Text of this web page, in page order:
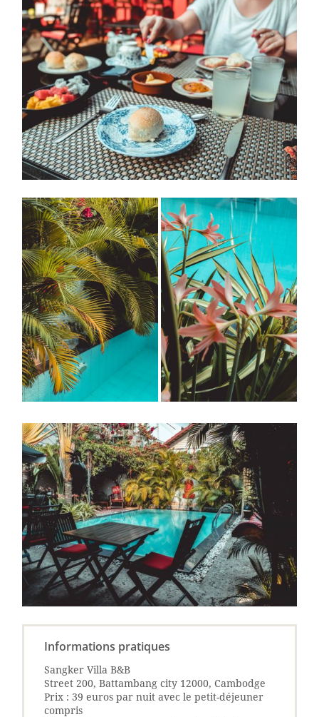
Informations pratiques
Sangker Villa B&B
Street 200, Battambang city 12000, Cambodge
Prix : 39 euros par nuit avec le petit-déjeuner
compris